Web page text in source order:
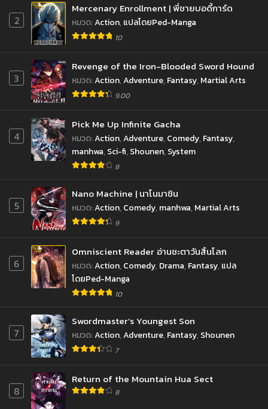
2
Mercenary Enrollment | พี่ชายบอดี้การ์ด
หมวด:Action, แปลโดยPed-Manga
10
3
Revenge of the Iron-Blooded Sword Hound
หมวด:Action,Adventure, Fantasy, Martial Arts
9.00
4
Pick Me Up Infinite Gacha
หมวด:Action,Adventure, Comedy, Fantasy,
manhwa, Sci-fi, Shounen, System
8
5
Nano Machine | นาโนมาชิน
หมวด:Action, Comedy, manhwa, Martial Arts
9
6
Omniscient Reader อ่านชะตาวันสิ้นโลก
หมวด:Action, Comedy, Drama, Fantasy, แปล
โดยPed-Manga
10
7
Swordmaster’s Youngest Son
หมวด:Action,Adventure, Fantasy, Shounen
7
8
Return of the Mountain Hua Sect
8